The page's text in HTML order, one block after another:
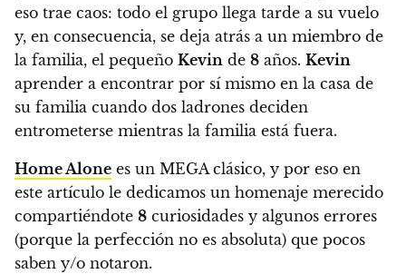
eso trae caos: todo el grupo llega tarde a su vuelo
y, en consecuencia, se deja atrás a un miembro de
la familia, el pequeño Kevin de 8 años. Kevin
aprender a encontrar por sí mismo en la casa de
su familia cuando dos ladrones deciden
entrometerse mientras la familia está fuera.
Home Alone es un MEGA clásico, y por eso en
este artículo le dedicamos un homenaje merecido
compartiéndote 8 curiosidades y algunos errores
(porque la perfección no es absoluta) que pocos
saben y/o notaron.